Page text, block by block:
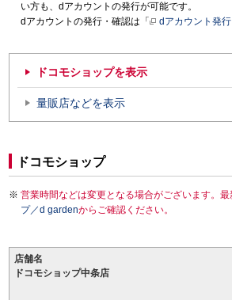
い方も、dアカウントの発行が可能です。
dアカウントの発行・確認は「
dアカウント発行
ドコモショップを表示
量販店などを表示
ドコモショップ
営業時間などは変更となる場合がございます。最
プ／d gardenからご確認ください。
店舗名
ドコモショップ中条店